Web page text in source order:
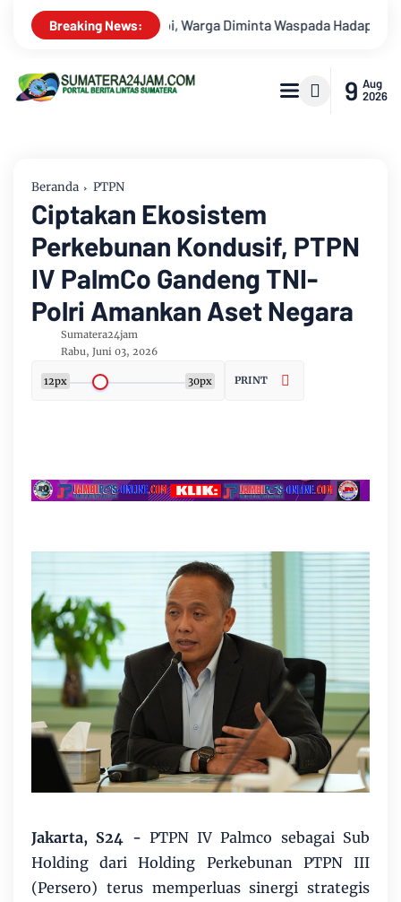
Breaking News:
Hadapi Puncak Kemarau Survei Lapangan Dilakukan,
9 Aug
2026
Beranda PTPN
Ciptakan Ekosistem
Perkebunan Kondusif, PTPN
IV PalmCo Gandeng TNI-
Polri Amankan Aset Negara
Sumatera24jam
Rabu, Juni 03, 2026
12px 30px PRINT
Jakarta, S24 - PTPN IV Palmco sebagai Sub
Holding dari Holding Perkebunan PTPN III
(Persero) terus memperluas sinergi strategis